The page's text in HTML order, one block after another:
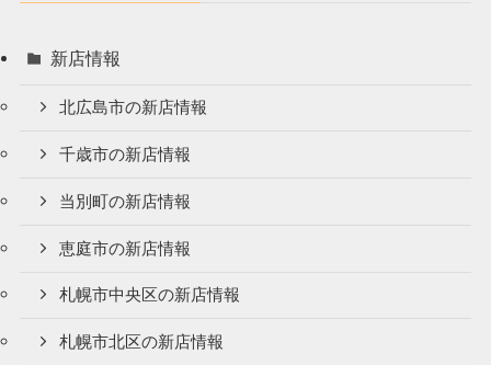
新店情報
北広島市の新店情報
千歳市の新店情報
当別町の新店情報
恵庭市の新店情報
札幌市中央区の新店情報
札幌市北区の新店情報